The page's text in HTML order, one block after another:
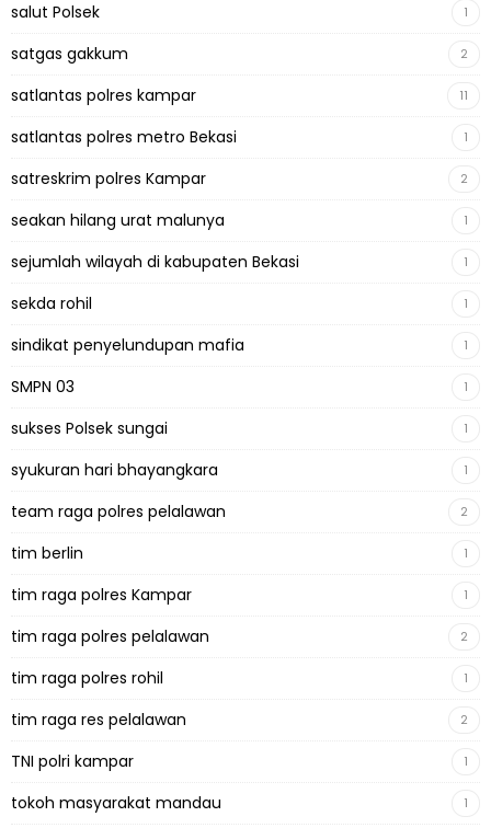
salut Polsek 1
satgas gakkum 2
satlantas polres kampar 11
satlantas polres metro Bekasi 1
satreskrim polres Kampar 2
seakan hilang urat malunya 1
sejumlah wilayah di kabupaten Bekasi 1
sekda rohil 1
sindikat penyelundupan mafia 1
SMPN 03 1
sukses Polsek sungai 1
syukuran hari bhayangkara 1
team raga polres pelalawan 2
tim berlin 1
tim raga polres Kampar 1
tim raga polres pelalawan 2
tim raga polres rohil 1
tim raga res pelalawan 2
TNI polri kampar 1
tokoh masyarakat mandau 1